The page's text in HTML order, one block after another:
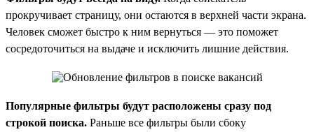
прокручивает страницу, они остаются в верхней части экрана.
Человек сможет быстро к ним вернуться — это поможет
сосредоточиться на выдаче и исключить лишние действия.
Популярные фильтры будут расположены сразу под
строкой поиска. Раньше все фильтры были сбоку